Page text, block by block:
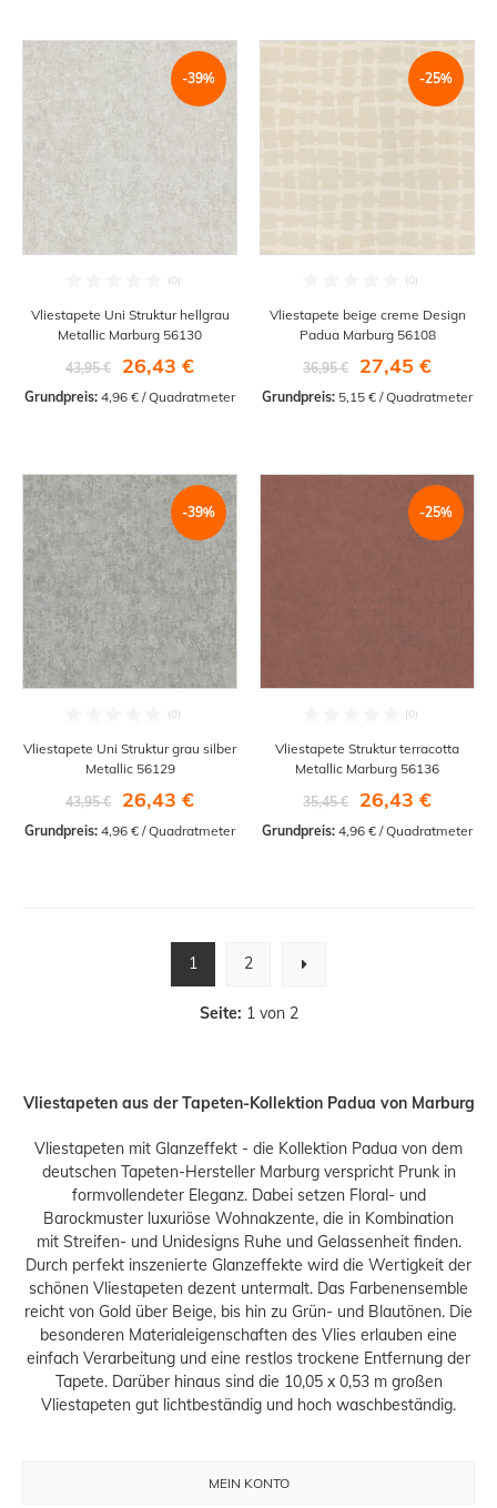
-39%
Vliestapete Uni Struktur hellgrau
Metallic Marburg 56130
43,95 €
26,43 €
Grundpreis: 4,96 € / Quadratmeter
-25%
Vliestapete beige creme Design
Padua Marburg 56108
36,95 €
27,45 €
Grundpreis: 5,15 € / Quadratmeter
-39%
Vliestapete Uni Struktur grau silber
Metallic 56129
43,95 €
26,43 €
Grundpreis: 4,96 € / Quadratmeter
-25%
Vliestapete Struktur terracotta
Metallic Marburg 56136
35,45 €
26,43 €
Grundpreis: 4,96 € / Quadratmeter
1 2
Seite: 1 von 2
Vliestapeten aus der Tapeten-Kollektion Padua von Marburg
Vliestapeten mit Glanzeffekt - die Kollektion Padua von dem
deutschen Tapeten-Hersteller Marburg verspricht Prunk in
formvollendeter Eleganz. Dabei setzen Floral- und
Barockmuster luxuriöse Wohnakzente, die in Kombination
mit Streifen- und Unidesigns Ruhe und Gelassenheit finden.
Durch perfekt inszenierte Glanzeffekte wird die Wertigkeit der
schönen Vliestapeten dezent untermalt. Das Farbenensemble
reicht von Gold über Beige, bis hin zu Grün- und Blautönen. Die
besonderen Materialeigenschaften des Vlies erlauben eine
einfach Verarbeitung und eine restlos trockene Entfernung der
Tapete. Darüber hinaus sind die 10,05 x 0,53 m großen
Vliestapeten gut lichtbeständig und hoch waschbeständig.
MEIN KONTO